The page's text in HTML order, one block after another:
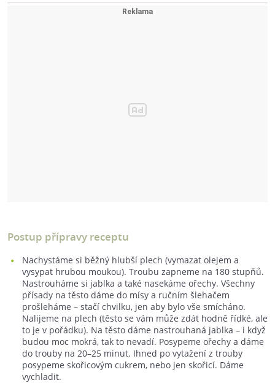
Postup přípravy receptu
Nachystáme si běžný hlubší plech (vymazat olejem a
vysypat hrubou moukou). Troubu zapneme na 180 stupňů.
Nastrouháme si jablka a také nasekáme ořechy. Všechny
přísady na těsto dáme do mísy a ručním šlehačem
prošleháme – stačí chvilku, jen aby bylo vše smícháno.
Nalijeme na plech (těsto se vám může zdát hodně řídké, ale
to je v pořádku). Na těsto dáme nastrouhaná jablka – i když
budou moc mokrá, tak to nevadí. Posypeme ořechy a dáme
do trouby na 20–25 minut. Ihned po vytažení z trouby
posypeme skořicovým cukrem, nebo jen skořicí. Dáme
vychladit.